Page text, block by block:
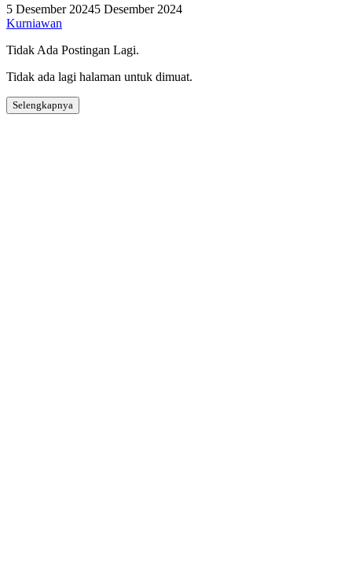
5 Desember 20245 Desember 2024
Kurniawan
Tidak Ada Postingan Lagi.
Tidak ada lagi halaman untuk dimuat.
Selengkapnya